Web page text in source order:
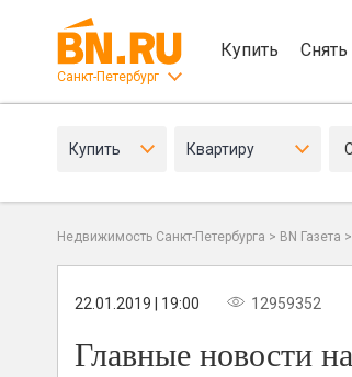
Санкт-Петербург
Купить Снять
Купить Квартиру
Недвижимость Санкт-Петербурга > BN Газета >
22.01.2019 | 19:00 12959352
Главные новости